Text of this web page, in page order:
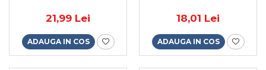
21,99 Lei
ADAUGA IN COS
18,01 Lei
ADAUGA IN COS